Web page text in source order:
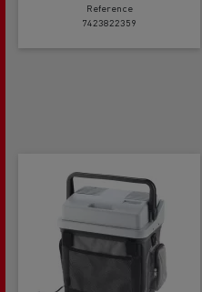
Reference
7423822359